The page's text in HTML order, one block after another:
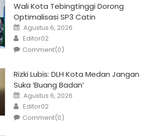
Wali Kota Tebingtinggi Dorong
Optimalisasi SP3 Catin
Posted
on
Agustus 6, 2026
Author
Editor02
Comment(0)
Rizki Lubis: DLH Kota Medan Jangan
Suka ‘Buang Badan’
Posted
on
Agustus 6, 2026
Author
Editor02
Comment(0)